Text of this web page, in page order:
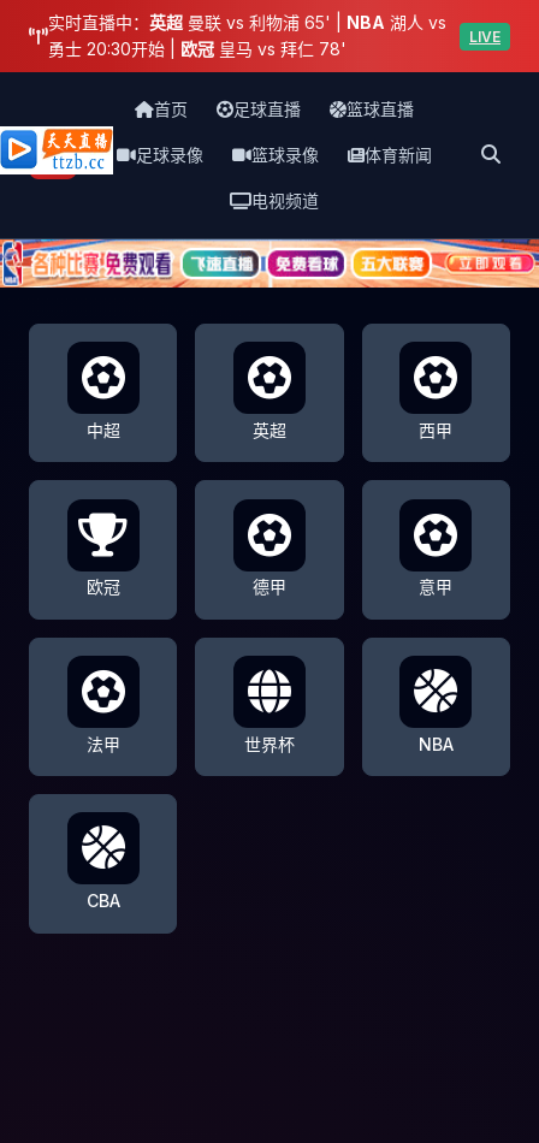
实时直播中： 英超 曼联 vs 利物浦 65' | NBA 湖人 vs
勇士 20:30开始 | 欧冠 皇马 vs 拜仁 78'
LIVE
天天直播网
首页 足球直播 篮球直播
足球录像 篮球录像 体育新闻
电视频道
中超 英超 西甲
欧冠 德甲 意甲
法甲 世界杯 NBA
CBA